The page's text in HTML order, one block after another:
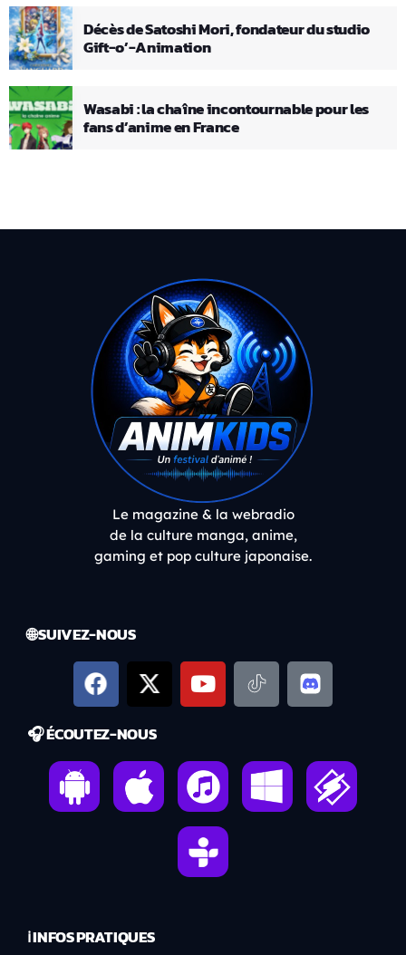
Décès de Satoshi Mori, fondateur du studio
Gift-o’-Animation
Wasabi : la chaîne incontournable pour les
fans d’anime en France
Le magazine & la webradio
de la culture manga, anime,
gaming et pop culture japonaise.
🌐 SUIVEZ-NOUS
🎧 ÉCOUTEZ-NOUS
ℹ️ INFOS PRATIQUES